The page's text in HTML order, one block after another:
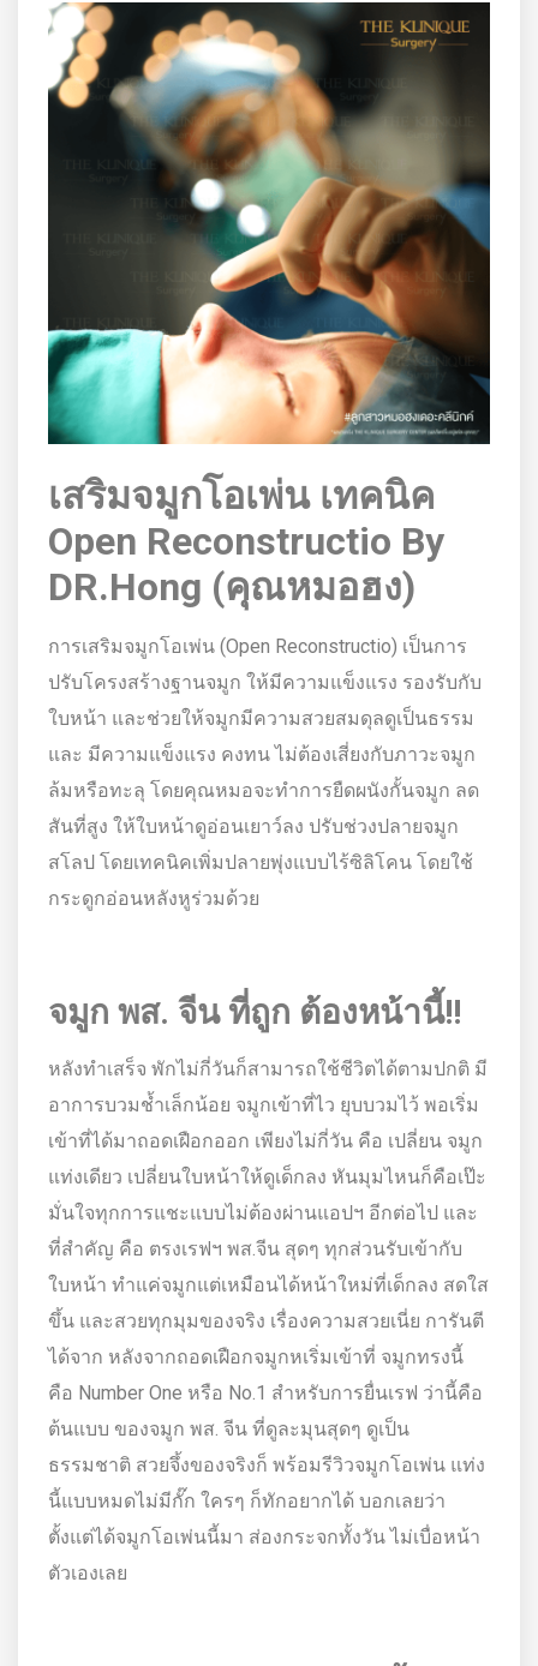
เสริมจมูกโอเพ่น เทคนิค
Open Reconstructio By
DR.Hong (คุณหมอฮง)
การเสริมจมูกโอเพ่น (Open Reconstructio) เป็นการ
ปรับโครงสร้างฐานจมูก ให้มีความแข็งแรง รองรับกับ
ใบหน้า และช่วยให้จมูกมีความสวยสมดุลดูเป็นธรรม
และ มีความแข็งแรง คงทน ไม่ต้องเสี่ยงกับภาวะจมูก
ล้มหรือทะลุ โดยคุณหมอจะทำการยืดผนังกั้นจมูก ลด
สันที่สูง ให้ใบหน้าดูอ่อนเยาว์ลง ปรับช่วงปลายจมูก
สโลป โดยเทคนิคเพิ่มปลายพุ่งแบบไร้ซิลิโคน โดยใช้
กระดูกอ่อนหลังหูร่วมด้วย
จมูก พส. จีน ที่ถูก ต้องหน้านี้!!
หลังทำเสร็จ พักไม่กี่วันก็สามารถใช้ชีวิตได้ตามปกติ มี
อาการบวมช้ำเล็กน้อย จมูกเข้าที่ไว ยุบบวมไว้ พอเริ่ม
เข้าที่ได้มาถอดเฝือกออก เพียงไม่กี่วัน คือ เปลี่ยน จมูก
แท่งเดียว เปลี่ยนใบหน้าให้ดูเด็กลง หันมุมไหนก็คือเป๊ะ
มั่นใจทุกการแชะแบบไม่ต้องผ่านแอปฯ อีกต่อไป และ
ที่สำคัญ คือ ตรงเรฟฯ พส.จีน สุดๆ ทุกส่วนรับเข้ากับ
ใบหน้า ทำแค่จมูกแต่เหมือนได้หน้าใหม่ที่เด็กลง สดใส
ขึ้น และสวยทุกมุมของจริง เรื่องความสวยเนี่ย การันตี
ได้จาก หลังจากถอดเฝือกจมูกหเริ่มเข้าที่ จมูกทรงนี้
คือ Number One หรือ No.1 สำหรับการยื่นเรฟ ว่านี้คือ
ต้นแบบ ของจมูก พส. จีน ที่ดูละมุนสุดๆ ดูเป็น
ธรรมชาติ สวยจึ้งของจริงก็ พร้อมรีวิวจมูกโอเพ่น แท่ง
นี้แบบหมดไม่มีกั๊ก ใครๆ ก็ทักอยากได้ บอกเลยว่า
ตั้งแต่ได้จมูกโอเพ่นนี้มา ส่องกระจกทั้งวัน ไม่เบื่อหน้า
ตัวเองเลย